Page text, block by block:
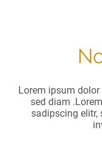
Lorem ipsum
sed diam
sadipscing elitr,